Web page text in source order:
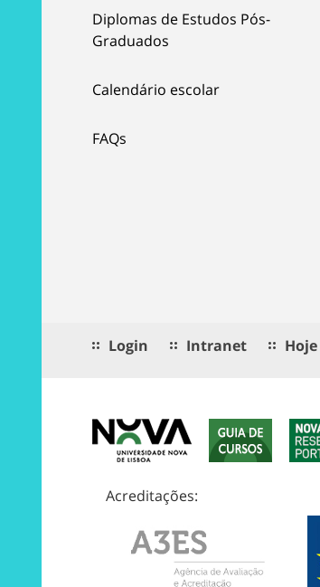
Diplomas de Estudos Pós-
Graduados
Calendário escolar
FAQs
Login Intranet Hoje
Acreditações: